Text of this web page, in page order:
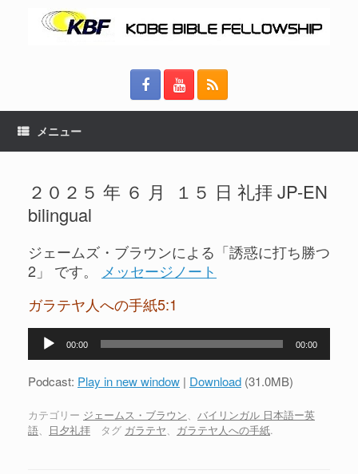
メニュー
２０２５ 年 ６ 月 １５ 日 礼拝 JP-EN
bilingual
ジェームズ・ブラウンによる「誘惑に打ち勝つ
2」 です。
メッセージノート
ガラテヤ人への手紙5:1
プ
ー
ヤ
00:00 00:00
Podcast: Play in new window | Download (31.0MB)
カテゴリー ジェームス・ブラウン、 バイリンガル 日本語ー英
語、 日夕礼拝 タグ ガラテヤ、 ガラテヤ人への手紙.